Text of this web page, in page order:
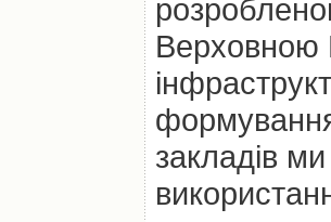
Верховною
закладів